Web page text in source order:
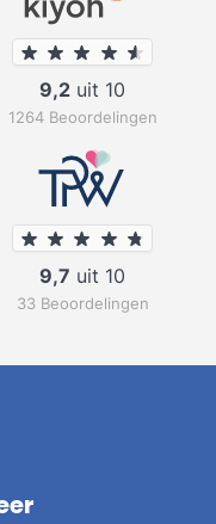
9,2 uit 10
1264 Beoordelingen
9,7 uit 10
33 Beoordelingen